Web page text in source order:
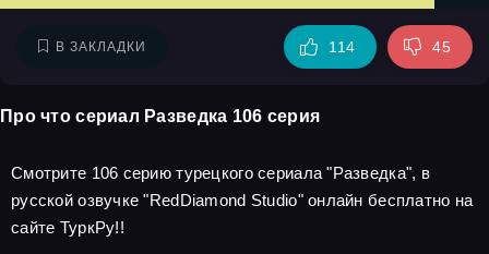
В ЗАКЛАДКИ 114 45
Про что сериал Разведка 106 серия
Смотрите 106 серию турецкого сериала "Разведка", в
русской озвучке "RedDiamond Studio" онлайн бесплатно на
сайте ТуркРу!!